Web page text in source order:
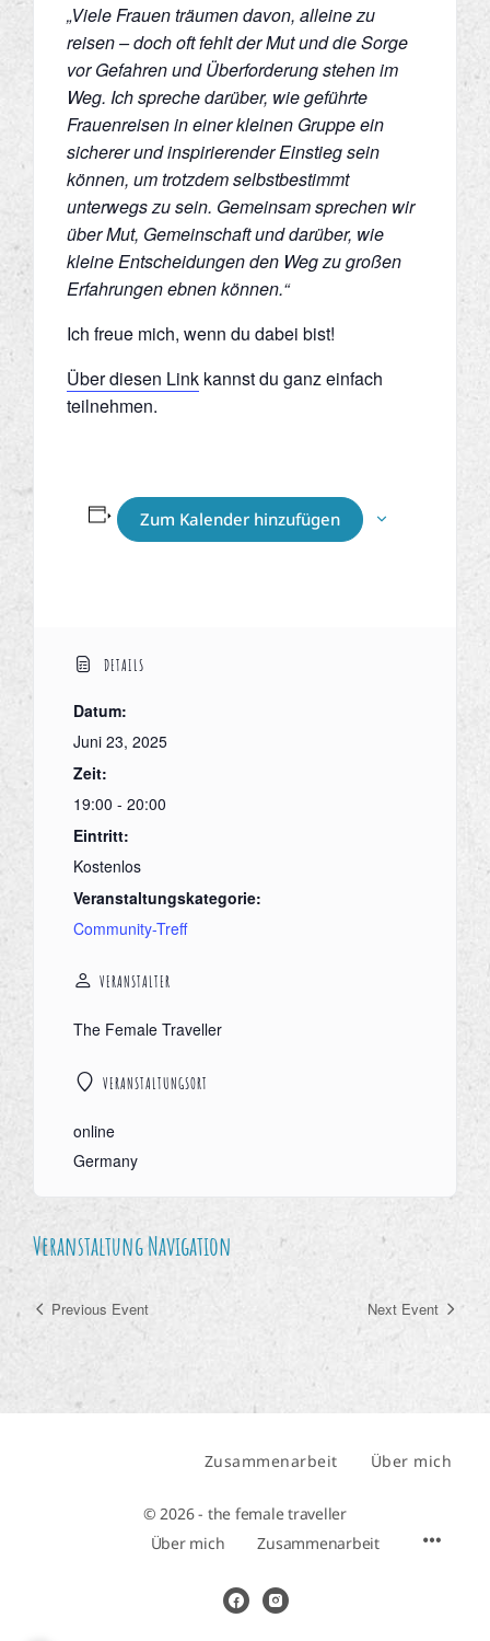
„Viele Frauen träumen davon, alleine zu
reisen – doch oft fehlt der Mut und die Sorge
vor Gefahren und Überforderung stehen im
Weg. Ich spreche darüber, wie geführte
Frauenreisen in einer kleinen Gruppe ein
sicherer und inspirierender Einstieg sein
können, um trotzdem selbstbestimmt
unterwegs zu sein. Gemeinsam sprechen wir
über Mut, Gemeinschaft und darüber, wie
kleine Entscheidungen den Weg zu großen
Erfahrungen ebnen können.“
Ich freue mich, wenn du dabei bist!
Über diesen Link kannst du ganz einfach
teilnehmen.
Zum Kalender hinzufügen
DETAILS
Datum:
Juni 23, 2025
Zeit:
19:00 - 20:00
Eintritt:
Kostenlos
Veranstaltungskategorie:
Community-Treff
VERANSTALTUNGSORT
online
Germany
VERANSTALTER
The Female Traveller
Veranstaltung Navigation
Previous Event Next Event
Zusammenarbeit Über mich
© 2026 - the female traveller
Über mich
Zusammenarbeit